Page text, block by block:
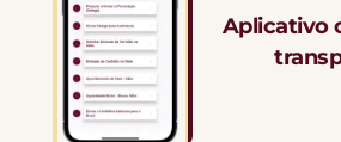
Aplicativo